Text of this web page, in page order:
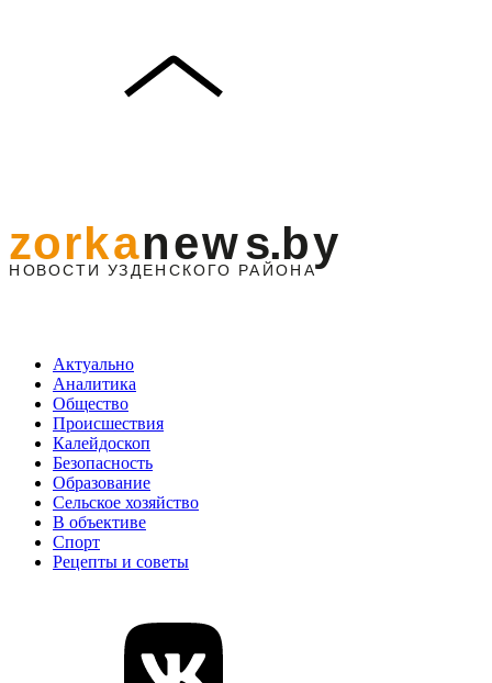
Актуально
Аналитика
Общество
Происшествия
Калейдоскоп
Безопасность
Образование
Сельское хозяйство
В объективе
Спорт
Рецепты и советы